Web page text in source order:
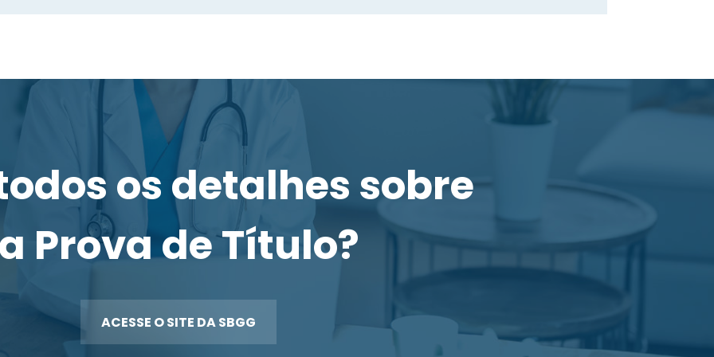
os detalhes sobre
Prova de Título?
ACESSE O SITE DA SBGG